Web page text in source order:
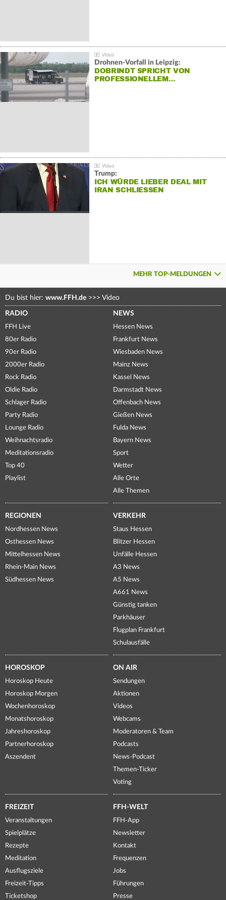
Drohnen-Vorfall in Leipzig:
DOBRINDT SPRICHT VON
PROFESSIONELLEM…
Trump:
ICH WÜRDE LIEBER DEAL MIT
IRAN SCHLIESSEN
MEHR TOP-MELDUNGEN
Du bist hier: www.FFH.de >>> Video
RADIO
FFH Live
80er Radio
90er Radio
2000er Radio
Rock Radio
Oldie Radio
Schlager Radio
Party Radio
Lounge Radio
Weihnachtsradio
Meditationsradio
Top 40
Playlist
NEWS
Hessen News
Frankfurt News
Wiesbaden News
Mainz News
Kassel News
Darmstadt News
Offenbach News
Gießen News
Fulda News
Bayern News
Sport
Wetter
Alle Orte
Alle Themen
REGIONEN
Nordhessen News
Osthessen News
Mittelhessen News
Rhein-Main News
Südhessen News
VERKEHR
Staus Hessen
Blitzer Hessen
Unfälle Hessen
A3 News
A5 News
A661 News
Günstig tanken
Parkhäuser
Flugplan Frankfurt
Schulausfälle
HOROSKOP
Horoskop Heute
Horoskop Morgen
Wochenhoroskop
Monatshoroskop
Jahreshoroskop
Partnerhoroskop
Aszendent
ON AIR
Sendungen
Aktionen
Videos
Webcams
Moderatoren & Team
Podcasts
News-Podcast
Themen-Ticker
Voting
FREIZEIT
Veranstaltungen
Spielplätze
Rezepte
Meditation
Ausflugsziele
Freizeit-Tipps
Ticketshop
FFH-WELT
FFH-App
Newsletter
Kontakt
Frequenzen
Jobs
Führungen
Presse